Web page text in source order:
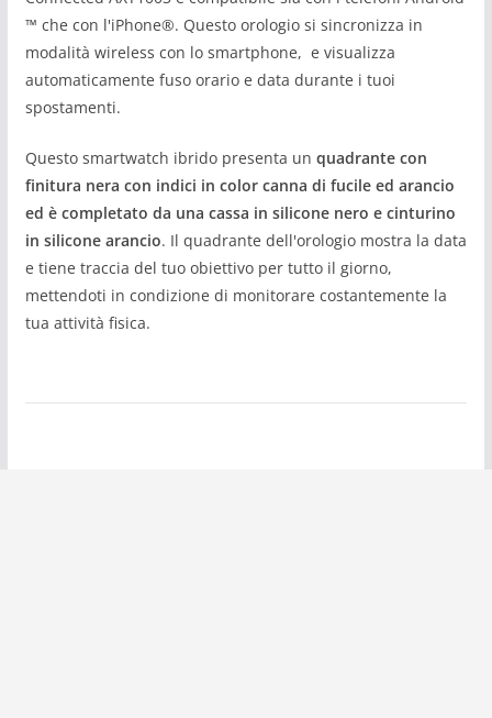
™ che con l'iPhone®. Questo orologio si sincronizza in
modalità wireless con lo smartphone, e visualizza
automaticamente fuso orario e data durante i tuoi
spostamenti.
Questo smartwatch ibrido presenta un quadrante con
finitura nera con indici in color canna di fucile ed arancio
ed è completato da una cassa in silicone nero e cinturino
in silicone arancio. Il quadrante dell'orologio mostra la data
e tiene traccia del tuo obiettivo per tutto il giorno,
mettendoti in condizione di monitorare costantemente la
tua attività fisica.